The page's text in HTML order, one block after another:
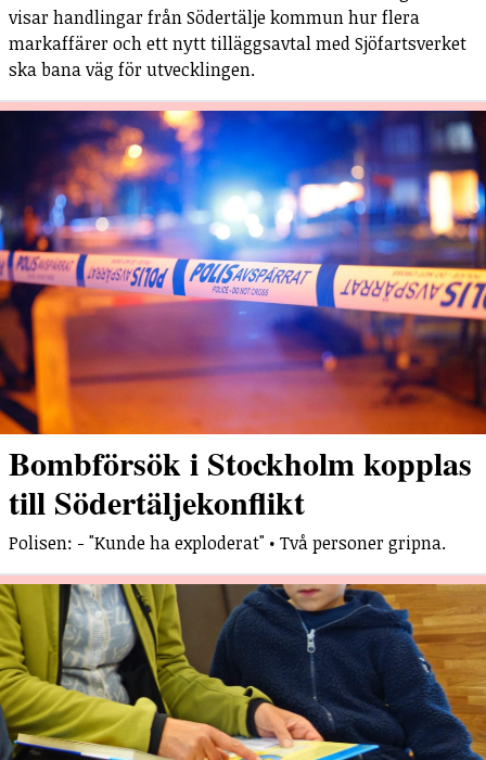
visar handlingar från Södertälje kommun hur flera
markaffärer och ett nytt tilläggsavtal med Sjöfartsverket
ska bana väg för utvecklingen.
Bombförsök i Stockholm kopplas
till Södertäljekonflikt
Polisen: - "Kunde ha exploderat" • Två personer gripna.